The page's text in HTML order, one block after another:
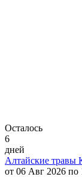
Осталось
6
дней
Алтайские
от 06 Авг 2026 по